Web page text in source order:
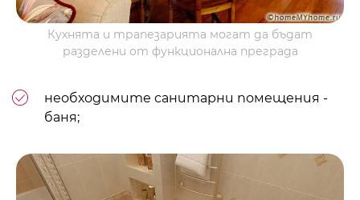
Кухнята и трапезарията могат да бъдат
разделени от функционална преграда
необходимите санитарни помещения -
баня;